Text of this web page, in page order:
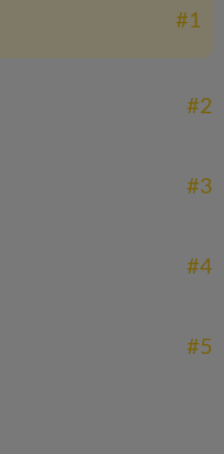
#1
#2
#3
#4
#5